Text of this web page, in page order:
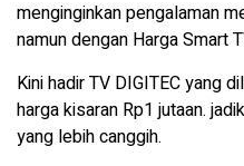
menginginkan pengalaman
namun dengan Harga Smart
Kini hadir TV DIGITEC yang
harga kisaran Rp1 jutaan.
yang lebih canggih.